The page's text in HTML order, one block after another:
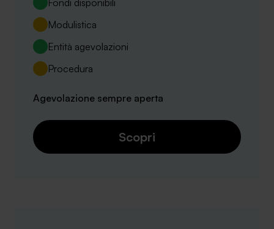
Modulistica
Entità agevolazioni
Procedura
Agevolazione sempre aperta
Scopri